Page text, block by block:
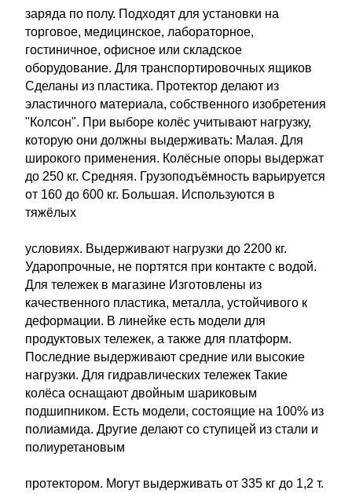
заряда по полу. Подходят для установки на
торговое, медицинское, лабораторное,
гостиничное, офисное или складское
оборудование. Для транспортировочных ящиков
Сделаны из пластика. Протектор делают из
эластичного материала, собственного изобретения
"Колсон". При выборе колёс учитывают нагрузку,
которую они должны выдерживать: Малая. Для
широкого применения. Колёсные опоры выдержат
до 250 кг. Средняя. Грузоподъёмность варьируется
от 160 до 600 кг. Большая. Используются в
тяжёлых
условиях. Выдерживают нагрузки до 2200 кг.
Ударопрочные, не портятся при контакте с водой.
Для тележек в магазине Изготовлены из
качественного пластика, металла, устойчивого к
деформации. В линейке есть модели для
продуктовых тележек, а также для платформ.
Последние выдерживают средние или высокие
нагрузки. Для гидравлических тележек Такие
колёса оснащают двойным шариковым
подшипником. Есть модели, состоящие на 100% из
полиамида. Другие делают со ступицей из стали и
полиуретановым
протектором. Могут выдерживать от 335 кг до 1,2 т.